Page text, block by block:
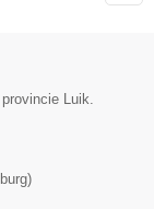
Luik.
)